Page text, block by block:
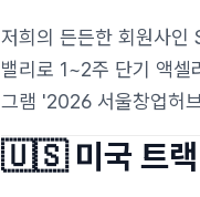
저희의 든든한 회원사인
밸리로 1~2주 단기 액셀
그램 '2026 서울창업허
🇺🇸 미국 트랙